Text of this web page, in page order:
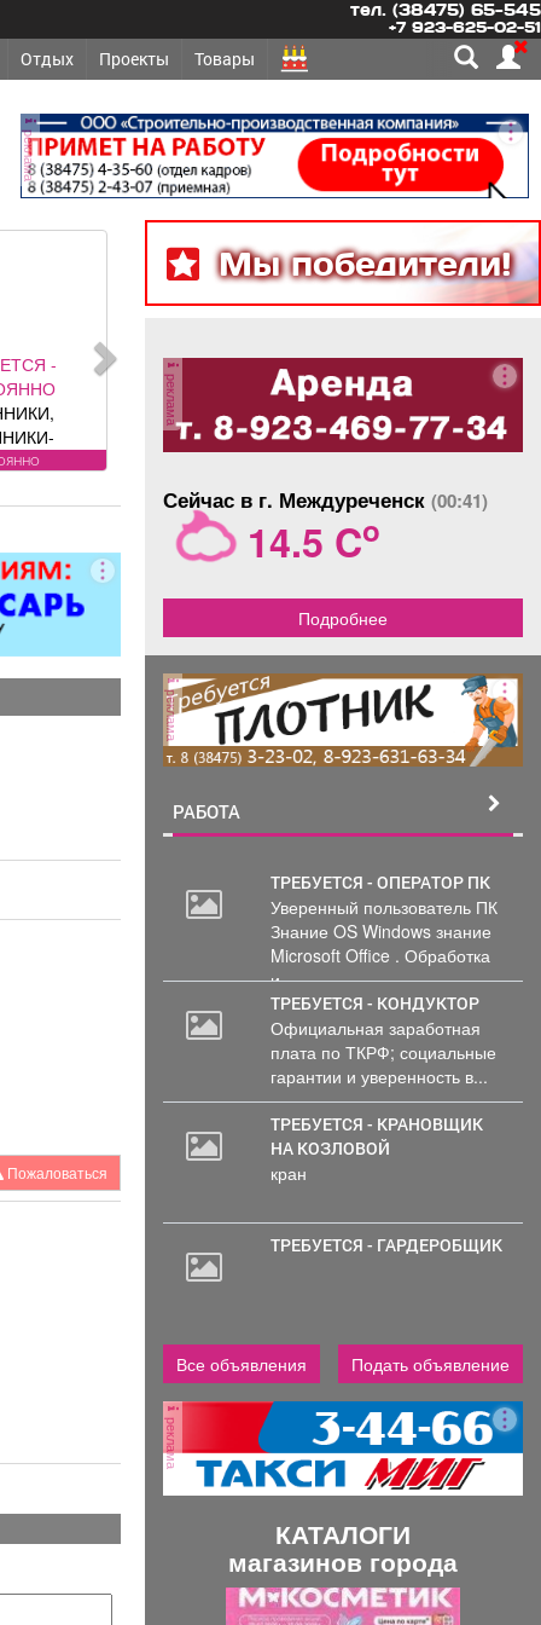
тел. (38475) 65-545
+7 923-625-02-51
Отдых Проекты Товары
реклама
-
разряда,
руб. 6
от 37000
пакет ООО
Пожаловаться
Мы победители!
реклама
Сейчас в г. Междуреченск (00:41)
14.5 Co
Подробнее
реклама
РАБОТА
ТРЕБУЕТСЯ - ОПЕРАТОР ПК
Уверенный пользователь ПК
Знание OS Windows знание
Microsoft Office . Обработка
и...
ТРЕБУЕТСЯ - КОНДУКТОР
Официальная заработная
плата по ТКРФ; социальные
гарантии и уверенность в...
ТРЕБУЕТСЯ - КРАНОВЩИК
НА КОЗЛОВОЙ
кран
ТРЕБУЕТСЯ - ГАРДЕРОБЩИК
Все объявления Подать объявление
реклама
КАТАЛОГИ
магазинов города